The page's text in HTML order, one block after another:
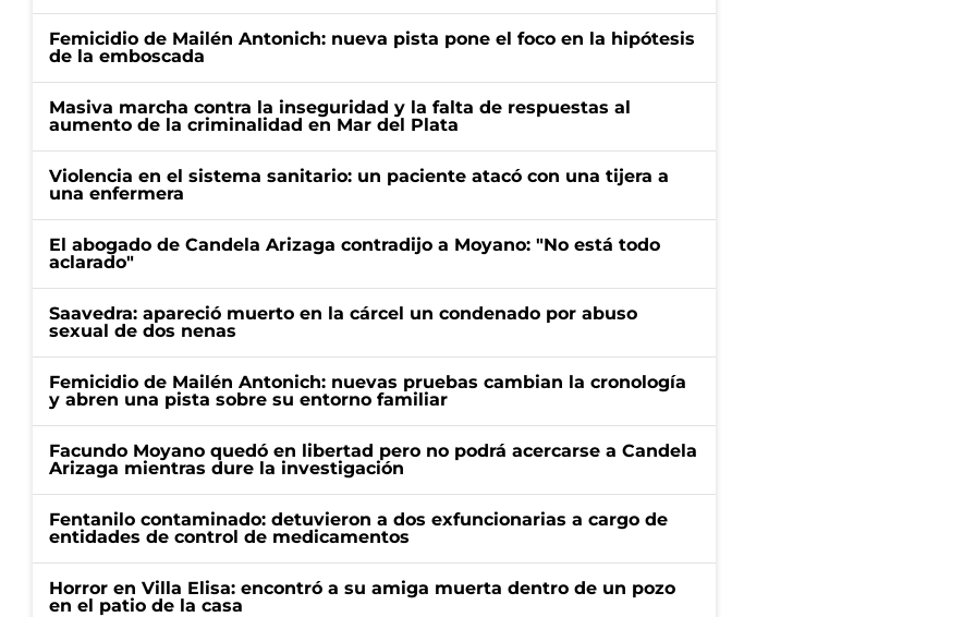
Femicidio de Mailén Antonich: nueva pista pone el foco en la hipótesis
de la emboscada
Masiva marcha contra la inseguridad y la falta de respuestas al
aumento de la criminalidad en Mar del Plata
Violencia en el sistema sanitario: un paciente atacó con una tijera a
una enfermera
El abogado de Candela Arizaga contradijo a Moyano: "No está todo
aclarado"
Saavedra: apareció muerto en la cárcel un condenado por abuso
sexual de dos nenas
Femicidio de Mailén Antonich: nuevas pruebas cambian la cronología
y abren una pista sobre su entorno familiar
Facundo Moyano quedó en libertad pero no podrá acercarse a Candela
Arizaga mientras dure la investigación
Fentanilo contaminado: detuvieron a dos exfuncionarias a cargo de
entidades de control de medicamentos
Horror en Villa Elisa: encontró a su amiga muerta dentro de un pozo
en el patio de la casa